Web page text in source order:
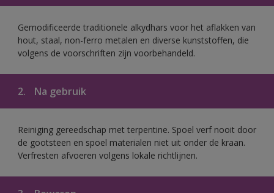
Gemodificeerde traditionele alkydhars voor het aflakken van
hout, staal, non-ferro metalen en diverse kunststoffen, die
volgens de voorschriften zijn voorbehandeld.
2. Na gebruik
Reiniging gereedschap met terpentine. Spoel verf nooit door
de gootsteen en spoel materialen niet uit onder de kraan.
Verfresten afvoeren volgens lokale richtlijnen.